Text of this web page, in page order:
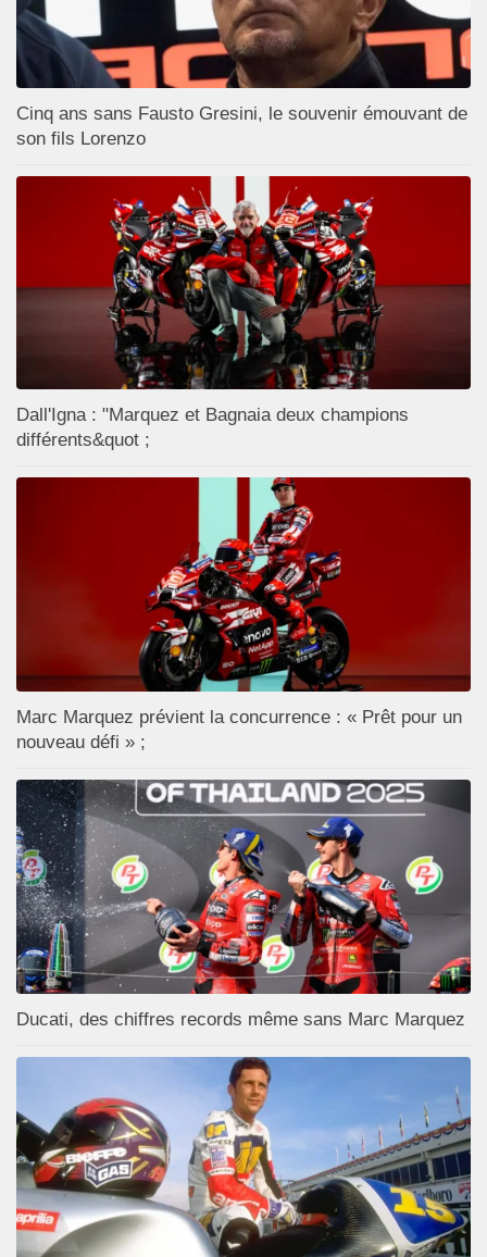
Cinq ans sans Fausto Gresini, le souvenir émouvant de
son fils Lorenzo
Dall'Igna : "Marquez et Bagnaia deux champions
différents&quot ;
Marc Marquez prévient la concurrence : « Prêt pour un
nouveau défi » ;
Ducati, des chiffres records même sans Marc Marquez